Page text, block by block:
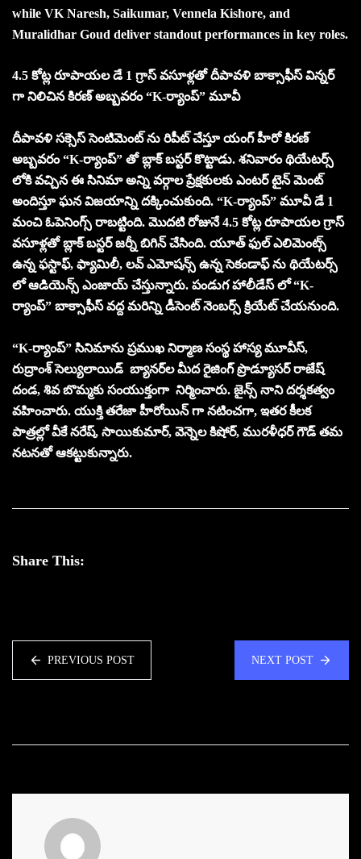
while VK Naresh, Saikumar, Vennela Kishore, and
Muralidhar Goud deliver standout performances in key roles.
4.5 కోట్ల రూపాయల డే 1 గ్రాస్ వసూళ్లతో దీపావళి బాక్సాఫీస్ విన్నర్
గా నిలిచిన కిరణ్ అబ్బవరం “K-ర్యాంప్” మూవీ
దీపావళి సక్సెస్ సెంటిమెంట్ ను రిపీట్ చేస్తూ యంగ్ హీరో కిరణ్
అబ్బవరం “K-ర్యాంప్” తో బ్లాక్ బస్టర్ కొట్టాడు. శనివారం థియేటర్స్
లోకి వచ్చిన ఈ సినిమా అన్ని వర్గాల ప్రేక్షకులకు ఎంటర్ టైన్ మెంట్
అందిస్తూ ఘన విజయాన్ని దక్కించుకుంది. “K-ర్యాంప్” మూవీ డే 1
మంచి ఓపెనింగ్స్ రాబట్టింది. మొదటి రోజునే 4.5 కోట్ల రూపాయల గ్రాస్
వసూళ్లతో బ్లాక్ బస్టర్ జర్నీ బిగిన్ చేసింది. యూత్ ఫుల్ ఎలిమెంట్స్
ఉన్న ఫస్టాఫ్, ఫ్యామిలీ, లవ్ ఎమోషన్స్ ఉన్న సెకండాఫ్ ను థియేటర్స్
లో ఆడియెన్స్ ఎంజాయ్ చేస్తున్నారు. పండుగ హాలీడేస్ లో “K-
ర్యాంప్” బాక్సాఫీస్ వద్ద మరిన్ని డీసెంట్ నెంబర్స్ క్రియేట్ చేయనుంది.
“K-ర్యాంప్” సినిమాను ప్రముఖ నిర్మాణ సంస్థ హాస్య మూవీస్,
రుద్రాంశ్ సెల్యులాయిడ్ బ్యానర్‌ల మీద రైజింగ్ ప్రొడ్యూసర్ రాజేష్
దండ, శివ బొమ్మకు సంయుక్తంగా నిర్మించారు. జైన్స్ నాని దర్శకత్వం
వహించారు. యుక్తి తరేజా హీరోయిన్ గా నటించగా, ఇతర కీలక
పాత్రల్లో వీకే నరేష్, సాయికుమార్, వెన్నెల కిషోర్, మురళీధర్ గౌడ్ తమ
నటనతో ఆకట్టుకున్నారు.
Share This:
PREVIOUS POST NEXT POST